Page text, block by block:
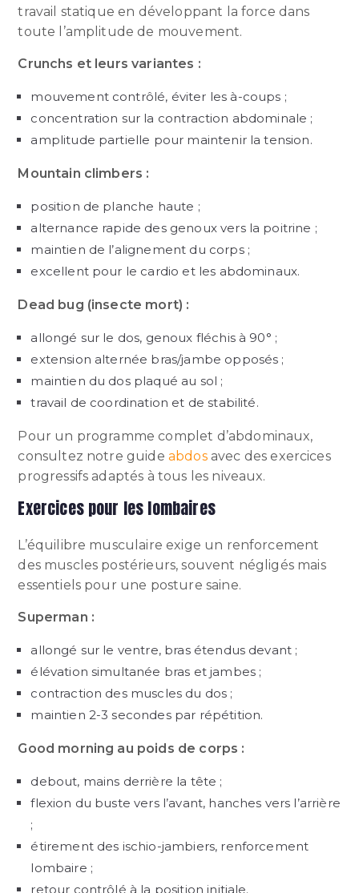
travail statique en développant la force dans
toute l’amplitude de mouvement.
Crunchs et leurs variantes :
mouvement contrôlé, éviter les à-coups ;
concentration sur la contraction abdominale ;
amplitude partielle pour maintenir la tension.
Mountain climbers :
position de planche haute ;
alternance rapide des genoux vers la poitrine ;
maintien de l’alignement du corps ;
excellent pour le cardio et les abdominaux.
Dead bug (insecte mort) :
allongé sur le dos, genoux fléchis à 90° ;
extension alternée bras/jambe opposés ;
maintien du dos plaqué au sol ;
travail de coordination et de stabilité.
Pour un programme complet d’abdominaux,
consultez notre guide abdosavec des exercices
progressifs adaptés à tous les niveaux.
Exercices pour les lombaires
L’équilibre musculaire exige un renforcement
des muscles postérieurs, souvent négligés mais
essentiels pour une posture saine.
Superman :
allongé sur le ventre, bras étendus devant ;
élévation simultanée bras et jambes ;
contraction des muscles du dos ;
maintien 2-3 secondes par répétition.
Good morning au poids de corps :
debout, mains derrière la tête ;
flexion du buste vers l’avant, hanches vers l’arrière
;
étirement des ischio-jambiers, renforcement
lombaire ;
retour contrôlé à la position initiale.